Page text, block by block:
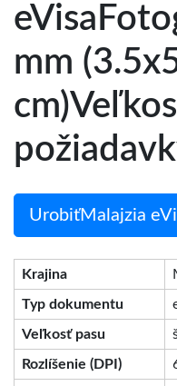
mm
UrobiťMalajzia
Krajina
Typ dokumentu
Veľkosť pasu
Rozlíšenie (DPI)